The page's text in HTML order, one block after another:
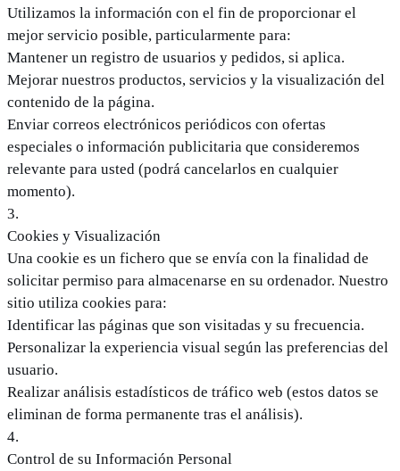
Utilizamos la información con el fin de proporcionar el
mejor servicio posible, particularmente para:
Mantener un registro de usuarios y pedidos, si aplica.
Mejorar nuestros productos, servicios y la visualización del
contenido de la página.
Enviar correos electrónicos periódicos con ofertas
especiales o información publicitaria que consideremos
relevante para usted (podrá cancelarlos en cualquier
momento).
3.
Cookies y Visualización
Una cookie es un fichero que se envía con la finalidad de
solicitar permiso para almacenarse en su ordenador. Nuestro
sitio utiliza cookies para:
Identificar las páginas que son visitadas y su frecuencia.
Personalizar la experiencia visual según las preferencias del
usuario.
Realizar análisis estadísticos de tráfico web (estos datos se
eliminan de forma permanente tras el análisis).
4.
Control de su Información Personal